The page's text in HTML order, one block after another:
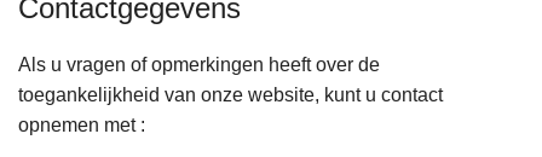
Contactgegevens
Als u vragen of opmerkingen heeft over de
toegankelijkheid van onze website, kunt u contact
opnemen met :